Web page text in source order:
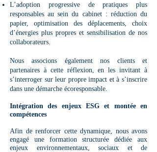
L’adoption progressive de pratiques plus
responsables au sein du cabinet : réduction du
papier, optimisation des déplacements, choix
d’énergies plus propres et sensibilisation de nos
collaborateurs.
Nous associons également nos clients et
partenaires à cette réflexion, en les invitant à
s’interroger sur leur propre impact et à s’inscrire
dans une démarche écoresponsable.
Intégration des enjeux ESG et montée en
compétences
Afin de renforcer cette dynamique, nous avons
engagé une formation structurée dédiée aux
enjeux environnementaux, sociaux et de